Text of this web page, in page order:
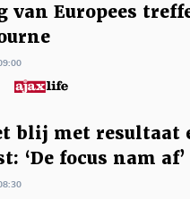
van Europees
blij met resultaat
‘De focus nam af’